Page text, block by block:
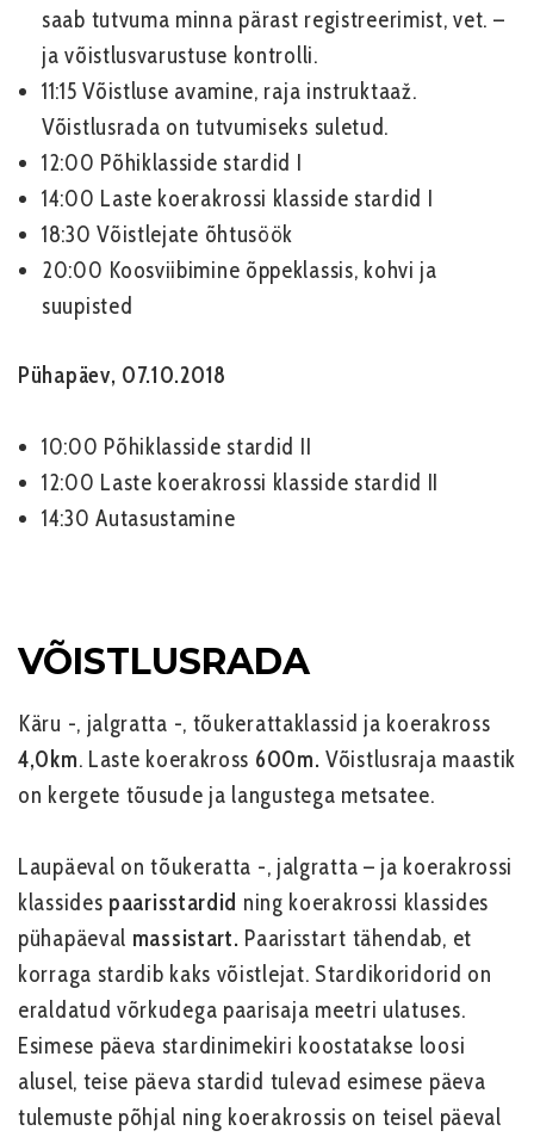
saab tutvuma minna pärast registreerimist, vet. –
ja võistlusvarustuse kontrolli.
11:15 Võistluse avamine, raja instruktaaž.
Võistlusrada on tutvumiseks suletud.
12:00 Põhiklasside stardid I
14:00 Laste koerakrossi klasside stardid I
18:30 Võistlejate õhtusöök
20:00 Koosviibimine õppeklassis, kohvi ja
suupisted
Pühapäev, 07.10.2018
10:00 Põhiklasside stardid II
12:00 Laste koerakrossi klasside stardid II
14:30 Autasustamine
VÕISTLUSRADA
Käru -, jalgratta -, tõukerattaklassid ja koerakross
4,0km. Laste koerakross 600m.Võistlusraja maastik
on kergete tõusude ja langustega metsatee.
Laupäeval ontõukeratta -, jalgratta – ja koerakrossi
klassides paarisstardid ning koerakrossi klassides
pühapäeval massistart. Paarisstart tähendab, et
korraga stardib kaks võistlejat. Stardikoridorid on
eraldatud võrkudega paarisaja meetri ulatuses.
Esimese päeva stardinimekiri koostatakse loosi
alusel, teise päeva stardid tulevad esimese päeva
tulemuste põhjal ning koerakrossis on teisel päeval